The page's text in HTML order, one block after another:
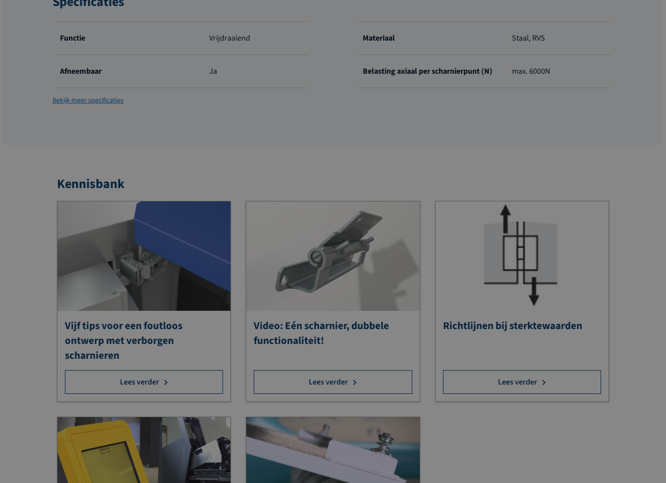
informatie
Functie Vrijdraaiend
Afneembaar Ja
Materiaal Staal, RVS
Belasting axiaal per scharnierpunt (N) max. 6000N
Bekijk meer specificaties
Kennisbank
Vijf tips voor een foutloos
ontwerp met verborgen
scharnieren
Lees verder
Video: Eén scharnier, dubbele
functionaliteit!
Lees verder
Richtlijnen bij sterktewaarden
Lees verder